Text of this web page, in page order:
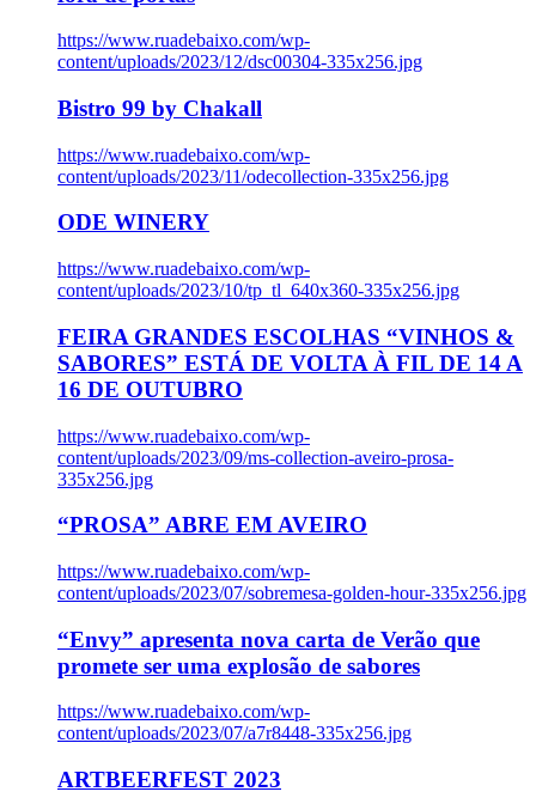
https://www.ruadebaixo.com/wp-
content/uploads/2023/12/dsc00304-335x256.jpg
Bistro 99 by Chakall
https://www.ruadebaixo.com/wp-
content/uploads/2023/11/odecollection-335x256.jpg
ODE WINERY
https://www.ruadebaixo.com/wp-
content/uploads/2023/10/tp_tl_640x360-335x256.jpg
FEIRA GRANDES ESCOLHAS “VINHOS &
SABORES” ESTÁ DE VOLTA À FIL DE 14 A
16 DE OUTUBRO
https://www.ruadebaixo.com/wp-
content/uploads/2023/09/ms-collection-aveiro-prosa-
335x256.jpg
“PROSA” ABRE EM AVEIRO
https://www.ruadebaixo.com/wp-
content/uploads/2023/07/sobremesa-golden-hour-335x256.jpg
“Envy” apresenta nova carta de Verão que
promete ser uma explosão de sabores
https://www.ruadebaixo.com/wp-
content/uploads/2023/07/a7r8448-335x256.jpg
ARTBEERFEST 2023